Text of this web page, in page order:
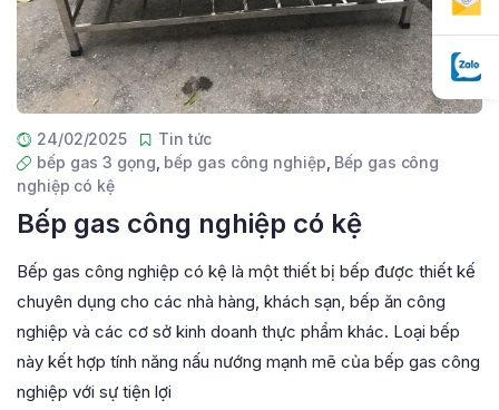
24/02/2025
Tin tức
bếp gas 3 gọng bếp gas công nghiệp Bếp gas công
nghiệp có kệ
Bếp gas công nghiệp có kệ
Bếp gas công nghiệp có kệ là một thiết bị bếp được thiết kế
chuyên dụng cho các nhà hàng, khách sạn, bếp ăn công
nghiệp và các cơ sở kinh doanh thực phẩm khác. Loại bếp
này kết hợp tính năng nấu nướng mạnh mẽ của bếp gas công
nghiệp với sự tiện lợi